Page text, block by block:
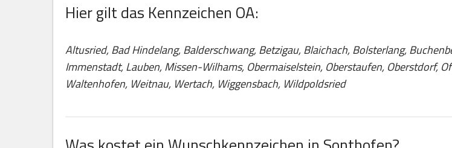
Hier gilt das Kennzeichen OA:
Altusried, Bad Hindelang, Balderschwang, Betzigau, Blaichach, Bolsterlang,
Immenstadt, Lauben, Missen-Wilhams, Obermaiselstein, Oberstaufen, Oberstdorf,
Waltenhofen, Weitnau, Wertach, Wiggensbach, Wildpoldsried